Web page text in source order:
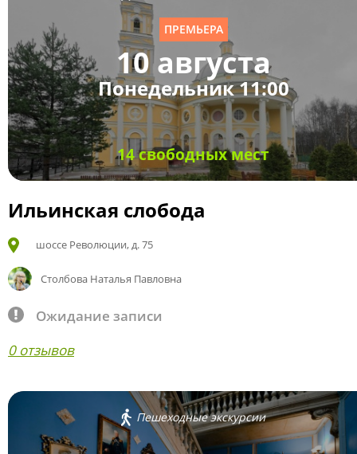
ПРЕМЬЕРА
10 августа
Понедельник 11:00
14 свободных мест
Ильинская слобода
шоссе Революции, д. 75
Столбова Наталья Павловна
Ожидание записи
0 отзывов
Пешеходные экскурсии